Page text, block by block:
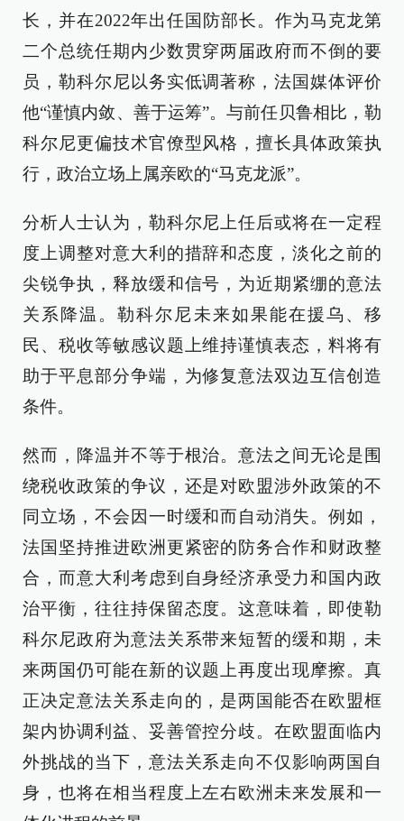
长，并在2022年出任国防部长。作为马克龙第
二个总统任期内少数贯穿两届政府而不倒的要
员，勒科尔尼以务实低调著称，法国媒体评价
他“谨慎内敛、善于运筹”。与前任贝鲁相比，勒
科尔尼更偏技术官僚型风格，擅长具体政策执
行，政治立场上属亲欧的“马克龙派”。
分析人士认为，勒科尔尼上任后或将在一定程
度上调整对意大利的措辞和态度，淡化之前的
尖锐争执，释放缓和信号，为近期紧绷的意法
关系降温。勒科尔尼未来如果能在援乌、移
民、税收等敏感议题上维持谨慎表态，料将有
助于平息部分争端，为修复意法双边互信创造
条件。
然而，降温并不等于根治。意法之间无论是围
绕税收政策的争议，还是对欧盟涉外政策的不
同立场，不会因一时缓和而自动消失。例如，
法国坚持推进欧洲更紧密的防务合作和财政整
合，而意大利考虑到自身经济承受力和国内政
治平衡，往往持保留态度。这意味着，即使勒
科尔尼政府为意法关系带来短暂的缓和期，未
来两国仍可能在新的议题上再度出现摩擦。真
正决定意法关系走向的，是两国能否在欧盟框
架内协调利益、妥善管控分歧。在欧盟面临内
外挑战的当下，意法关系走向不仅影响两国自
身，也将在相当程度上左右欧洲未来发展和一